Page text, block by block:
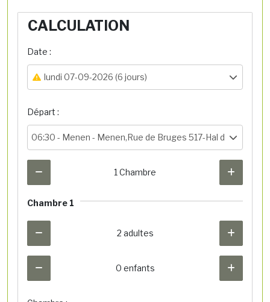
CALCULATION
Date :
lundi 07-09-2026 (6 jours)
Départ :
06:30 - Menen - Menen,Rue de Bruges 517-Hal de départ
1 Chambre
Chambre 1
2 adultes
0 enfants